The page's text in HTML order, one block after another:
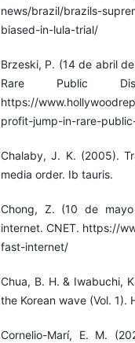
news/brazil/brazils-
biased-in-lula-trial/
Brzeski, P. (14 de abril
Rare Public
https://
profit-jump-in-rare-
Chalaby, J. K. (2005).
media order. Ib tauris.
Chong, Z. (10 de
internet. CNET. https://
fast-internet/
Chua, B. H. & Iwabuchi,
the Korean wave (Vol. 1).
Cornelio-Marí, E. M.